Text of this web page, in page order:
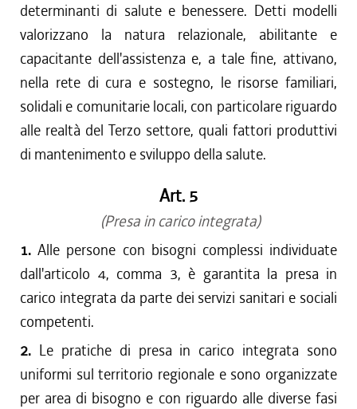
determinanti di salute e benessere. Detti modelli
valorizzano la natura relazionale, abilitante e
capacitante dell'assistenza e, a tale fine, attivano,
nella rete di cura e sostegno, le risorse familiari,
solidali e comunitarie locali, con particolare riguardo
alle realtà del Terzo settore, quali fattori produttivi
di mantenimento e sviluppo della salute.
Art. 5
(Presa in carico integrata)
1.Alle persone con bisogni complessi individuate
dall'articolo 4, comma 3, è garantita la presa in
carico integrata da parte dei servizi sanitari e sociali
competenti.
2. Le pratiche di presa in carico integrata sono
uniformi sul territorio regionale e sono organizzate
per area di bisogno e con riguardo alle diverse fasi